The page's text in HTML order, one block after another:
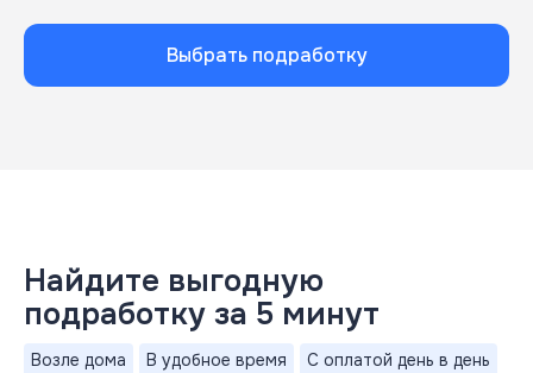
Выбрать подработку
Найдите выгодную
подработку за 5 минут
Возле дома В удобное время С оплатой день в день